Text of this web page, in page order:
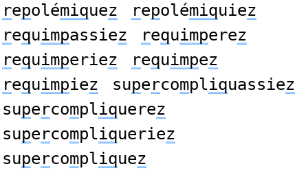
repolémiquez repolémiquiez
requimpassiez requimperez
requimperiez requimpez
requimpiez supercompliquassiez
supercompliquerez
supercompliqueriez
supercompliquez